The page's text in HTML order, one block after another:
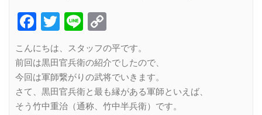
Facebook
Twitter
Line
Link
こんにちは、スタッフの平です。
前回は黒田官兵衛の紹介でしたので、
今回は軍師繋がりの武将でいきます。
さて、黒田官兵衛と最も縁がある軍師といえば、
そう竹中重治（通称、竹中半兵衛）です。